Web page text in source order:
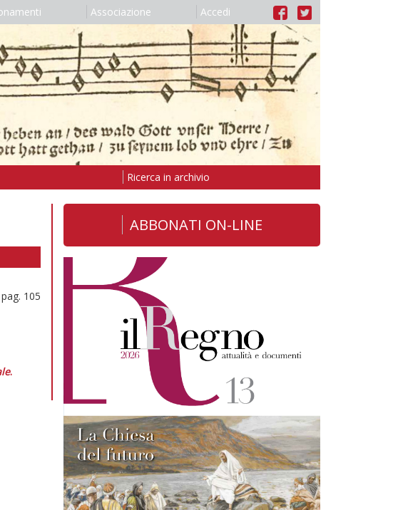
Associazione Accedi
Ricerca in archivio
105
.
ABBONATI ON-LINE